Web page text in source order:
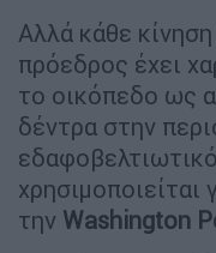
Αλλά κάθε
πρόεδρος έχει
το οικόπεδο ως
δέντρα στην
την Washington